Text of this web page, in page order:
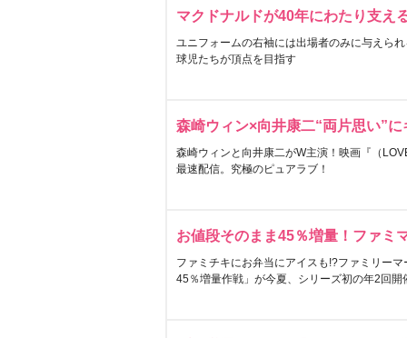
マクドナルドが40年にわたり支え
ユニフォームの右袖には出場者のみに与えら
球児たちが頂点を目指す
森崎ウィン×向井康二“両片思い”
森崎ウィンと向井康二がW主演！映画『（
最速配信。究極のピュアラブ！
お値段そのまま45％増量！ファミ
ファミチキにお弁当にアイスも!?ファミリー
45％増量作戦」が今夏、シリーズ初の年2回開